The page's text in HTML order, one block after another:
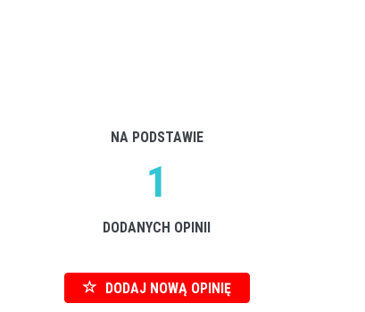
NA PODSTAWIE
1
DODANYCH OPINII
DODAJ NOWĄ OPINIĘ